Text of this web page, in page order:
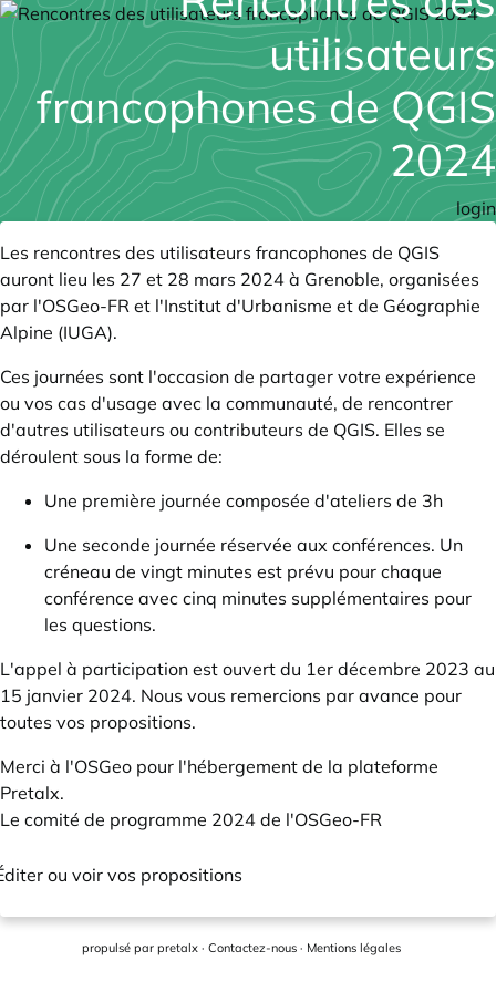
utilisateurs
francophones de QGIS
2024
login
Les rencontres des utilisateurs francophones de QGIS
auront lieu les 27 et 28 mars 2024 à Grenoble, organisées
par l'OSGeo-FR et l'Institut d'Urbanisme et de Géographie
Alpine (IUGA).
Ces journées sont l'occasion de partager votre expérience
ou vos cas d'usage avec la communauté, de rencontrer
d'autres utilisateurs ou contributeurs de QGIS. Elles se
déroulent sous la forme de:
Une première journée composée d'ateliers de 3h
Une seconde journée réservée aux conférences. Un
créneau de vingt minutes est prévu pour chaque
conférence avec cinq minutes supplémentaires pour
les questions.
L'appel à participation est ouvert du 1er décembre 2023 au
15 janvier 2024. Nous vous remercions par avance pour
toutes vos propositions.
Merci à l'OSGeo pour l'hébergement de la plateforme
Pretalx.
Le comité de programme 2024 de l'OSGeo-FR
ou voir vos propositions
propulsé par pretalx · Contactez-nous · Mentions légales